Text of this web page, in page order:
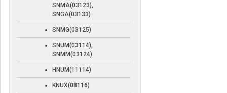
SNMA(03123),
SNGA(03133)
SNMG(03125)
SNUM(03114),
SNMM(03124)
HNUM(11114)
KNUX(08116)